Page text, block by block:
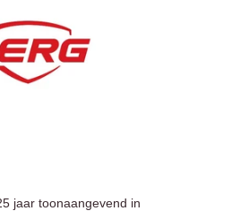
jaar toonaangevend in